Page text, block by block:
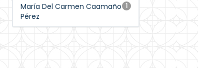
1
María Del Carmen Caamaño
Pérez